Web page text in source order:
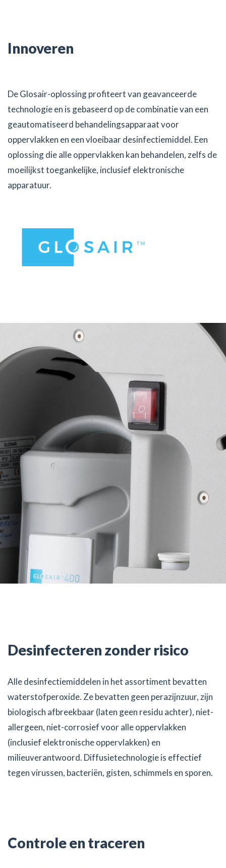
Innoveren
De Glosair-oplossing profiteert van geavanceerde
technologie en is gebaseerd op de combinatie van een
geautomatiseerd behandelingsapparaat voor
oppervlakken en een vloeibaar desinfectiemiddel. Een
oplossing die alle oppervlakken kan behandelen, zelfs de
moeilijkst toegankelijke, inclusief elektronische
apparatuur.
Desinfecteren zonder risico
Alle desinfectiemiddelen in het assortiment bevatten
waterstofperoxide. Ze bevatten geen perazijnzuur, zijn
biologisch afbreekbaar (laten geen residu achter), niet-
allergeen, niet-corrosief voor alle oppervlakken
(inclusief elektronische oppervlakken) en
milieuverantwoord. Diffusietechnologie is effectief
tegen virussen, bacteriën, gisten, schimmels en sporen.
Controle en traceren